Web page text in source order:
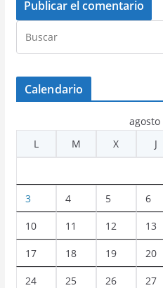
Calendario
agosto
L
M X J
3 4 5 6
10 11 12 13
17 18 19 20
24 25 26 27